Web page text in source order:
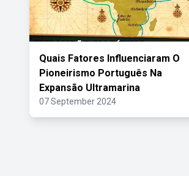
Quais Fatores Influenciaram O
Pioneirismo Português Na
Expansão Ultramarina
07 September 2024